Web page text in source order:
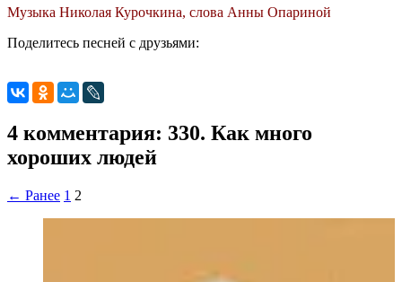
Музыка Николая Курочкина, слова Анны Опариной
Поделитесь песней с друзьями:
4 комментария: 330. Как много
хороших людей
← Ранее 1 2